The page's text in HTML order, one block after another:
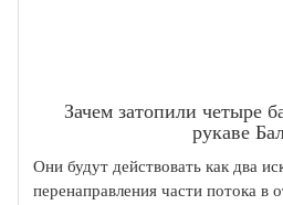
Зачем затопили четыре
рукаве
Они будут действовать как два
перенаправления части потока в